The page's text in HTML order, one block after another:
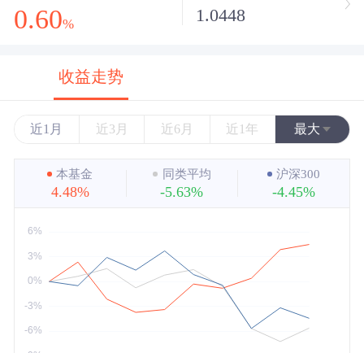
0.60% 1.0448
收益走势
近1月 近3月 近6月 近1年 最大
近3年
近5年
最大
本基金
4.48%
同类平均
-5.63%
沪深300
-4.45%